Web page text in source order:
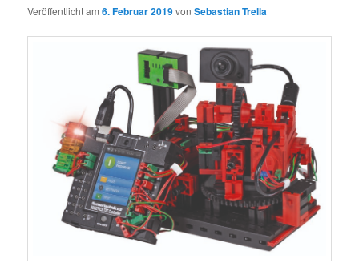
Veröffentlicht am6. Februar 2019vonSebastian Trella